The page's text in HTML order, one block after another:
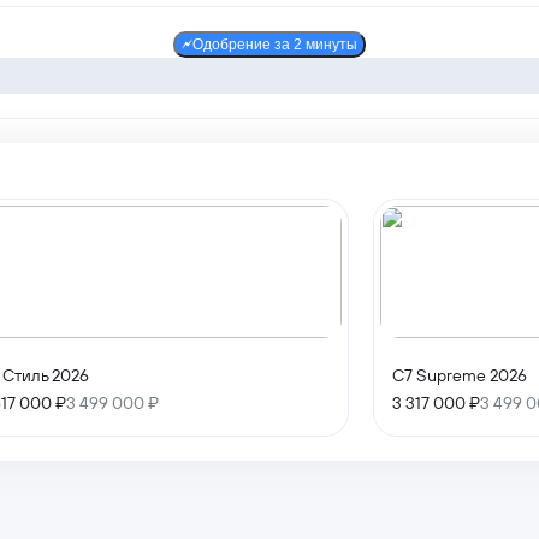
Одобрение за 2 минуты
2026
000 ₽3 499 000 ₽
C7 Supreme 2026
3 317 000 ₽3 499